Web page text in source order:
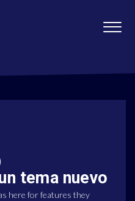
tema nuevo
here for features they